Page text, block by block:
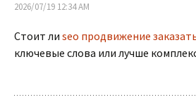
2026/07/19 12:34 AM
Стоит ли seo продвижение
ключевые слова или лучше